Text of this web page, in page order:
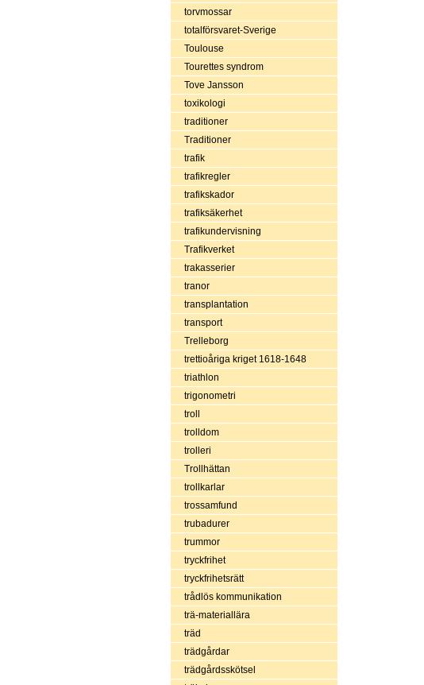
torvmossar
totalförsvaret-Sverige
Toulouse
Tourettes syndrom
Tove Jansson
toxikologi
traditioner
Traditioner
trafik
trafikregler
trafikskador
trafiksäkerhet
trafikundervisning
Trafikverket
trakasserier
tranor
transplantation
transport
Trelleborg
trettioåriga kriget 1618-1648
triathlon
trigonometri
troll
trolldom
trolleri
Trollhättan
trollkarlar
trossamfund
trubadurer
trummor
tryckfrihet
tryckfrihetsrätt
trådlös kommunikation
trä-materiallära
träd
trädgårdar
trädgårdsskötsel